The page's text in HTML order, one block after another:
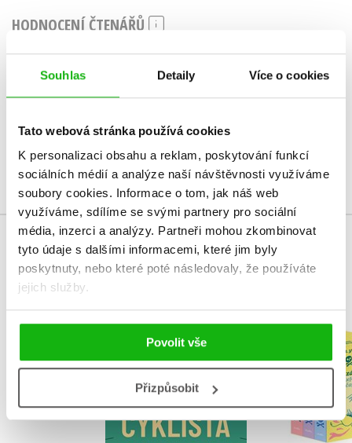
Souhlas Detaily Více o cookies
Tato webová stránka používá cookies
K personalizaci obsahu a reklam, poskytování funkcí
sociálních médií a analýze naší návštěvnosti využíváme
soubory cookies. Informace o tom, jak náš web
využíváme, sdílíme se svými partnery pro sociální
média, inzerci a analýzy. Partneři mohou zkombinovat
tyto údaje s dalšími informacemi, které jim byly
poskytnuty, nebo které poté následovaly, že používáte
jejich služby.
Povolit vše
Přizpůsobit
HODNOCENÍ ČTENÁŘŮ
Vaše hodnocení
Uživatelskou recenzi mohou vkládat pouze registrovaní uživatelé
Přihlásit
MOHLO BY VÁS TAKÉ ZAJÍMAT
Cyklista
Barbora Vajsejtlová
Záhady
H. Y.